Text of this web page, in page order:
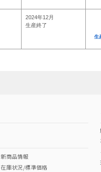
2024年12月
生産終了
生
新商品情報
在庫状況/標準価格